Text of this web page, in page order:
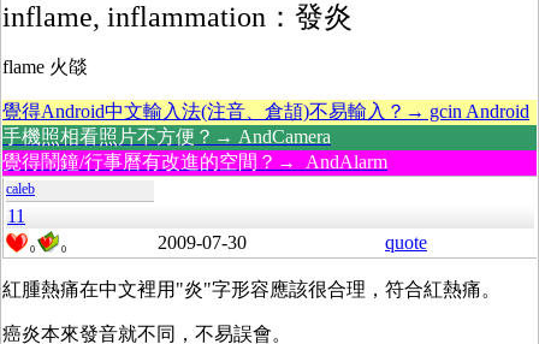
inflame, inflammation：發炎
flame 火燄
覺得Android中文輸入法(注音、倉頡)不易輸入？→ gcin Android
手機照相看照片不方便？→ AndCamera
覺得鬧鐘/行事曆有改進的空間？→ AndAlarm
caleb
11
0 0 2009-07-30 quote
紅腫熱痛在中文裡用"炎"字形容應該很合理，符合紅熱痛。
癌炎本來發音就不同，不易誤會。